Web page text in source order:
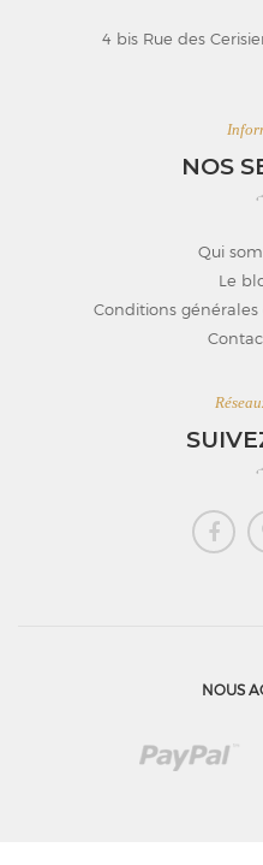
4 bis Rue des
NOS
Qui
Le
Conditions
NOUS